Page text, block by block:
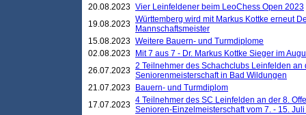
20.08.2023 Vier Leinfeldener beim LeoChess Open 2023
19.08.2023 Württemberg wird mit Markus Kottke erneut
Mannschaftsmeister
15.08.2023 Weitere Bauern- und Turmdiplome
02.08.2023
Mit 7 aus 7 - Dr. Markus Kottke Sieger im
26.07.2023 2 Teilnehmer des Schachclubs Leinfelden an
Seniorenmeisterschaft in Bad Wildungen
21.07.2023
Bauern- und Turmdiplom
17.07.2023 4 Teilnehmer des SC Leinfelden an der 8.
Senioren-Einzelmeisterschaft vom 7. - 15.